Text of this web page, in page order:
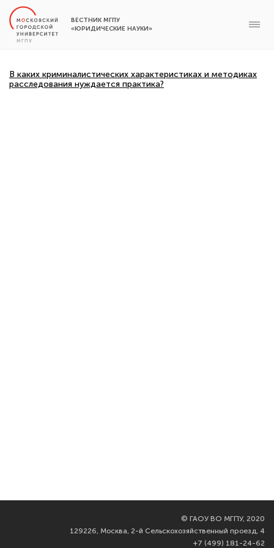
ВЕСТНИК МГПУ
«ЮРИДИЧЕСКИЕ НАУКИ»
В каких криминалистических характеристиках и методиках
расследования нуждается практика?
© ГАОУ ВО МГПУ, 2020
129226, Москва, 2-й Сельскохозяйственный проезд, 4
+7 (499) 181-24-62